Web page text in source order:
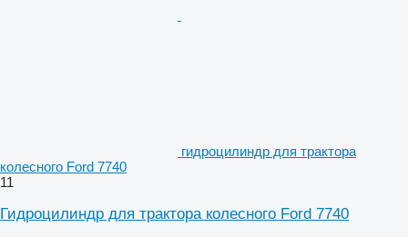
гидроцилиндр для трактора
колесного Ford 7740
11
Гидроцилиндр для трактора колесного Ford 7740